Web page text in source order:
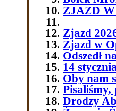
ZJAZD W
Zjazd
Zjazd w
Odszedł
14
Oby nam
Pisaliśmy,
Drodzy